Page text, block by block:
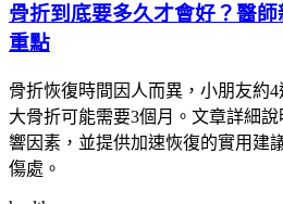
骨折到底要多久才會好？醫
重點
骨折恢復時間因人而異，小朋友約4
大骨折可能需要3個月。文章詳細
響因素，並提供加速恢復的實用建
傷處。